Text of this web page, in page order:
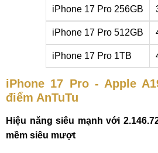
iPhone 17 Pro 256GB
iPhone 17 Pro 512GB
iPhone 17 Pro 1TB
iPhone 17 Pro - Apple
điểm AnTuTu
Hiệu năng siêu mạnh với
mềm siêu mượt